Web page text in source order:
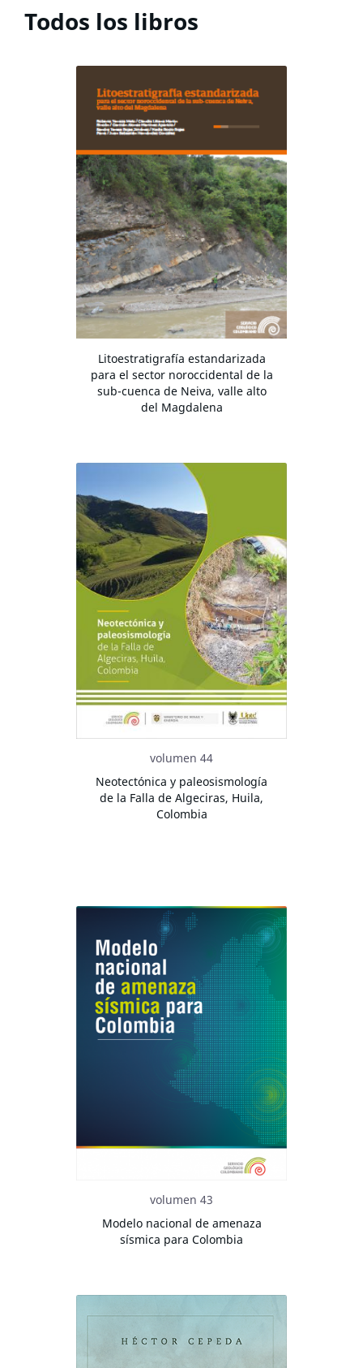
Todos los libros
Litoestratigrafía estandarizada
para el sector noroccidental de la
sub-cuenca de Neiva, valle alto
del Magdalena
volumen 44
Neotectónica y paleosismología
de la Falla de Algeciras, Huila,
Colombia
volumen 43
Modelo nacional de amenaza
sísmica para Colombia